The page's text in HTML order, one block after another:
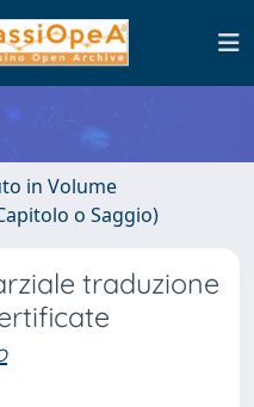
in Volume
o Saggio)
traduzione